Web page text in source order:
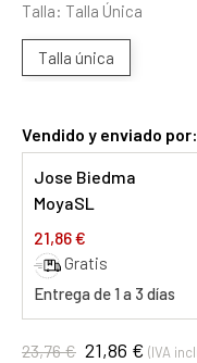
Talla: Talla Única
Talla única
Vendido y enviado por:
Jose Biedma
MoyaSL
21,86 €
Gratis
Entrega de 1 a 3 días
23,76 € 21,86 € (IVA